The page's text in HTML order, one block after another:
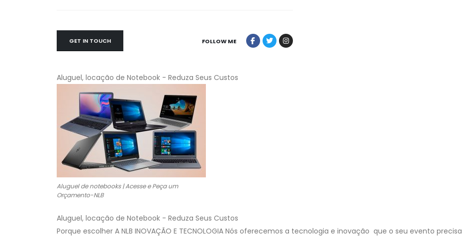
GET IN TOUCH FOLLOW ME
Aluguel, locação de Notebook - Reduza Seus Custos
Aluguel de notebooks | Acesse e Peça um
Orçamento‎-NLB
Aluguel, locação de Notebook - Reduza Seus Custos
Porque escolher A NLB INOVAÇÃO E TECNOLOGIA Nós oferecemos a tecnologia e inovação que o seu evento precisa